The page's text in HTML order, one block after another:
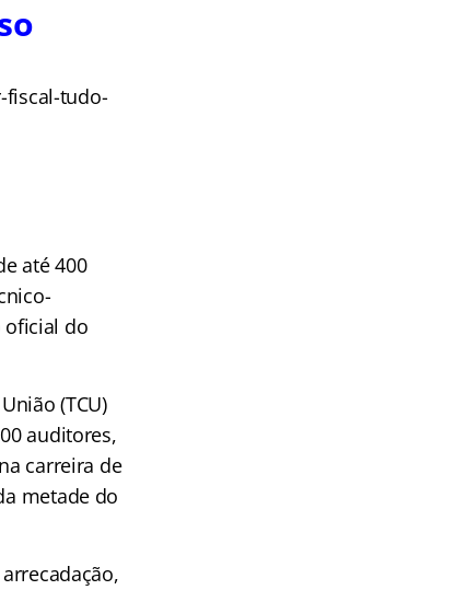
fiscal-tudo-
até 400
oficial do
(TCU)
auditores,
carreira de
metade do